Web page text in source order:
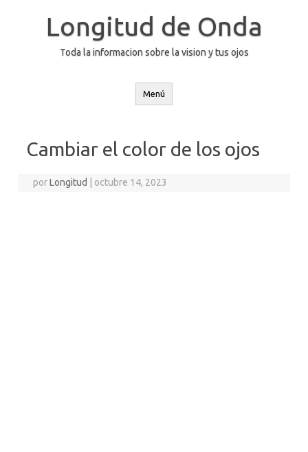
Longitud de Onda
Toda la informacion sobre la vision y tus ojos
Menú
Cambiar el color de los ojos
porLongitud octubre 14, 2023